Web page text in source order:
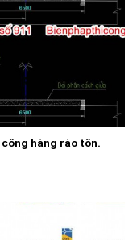
hàng rào tôn.